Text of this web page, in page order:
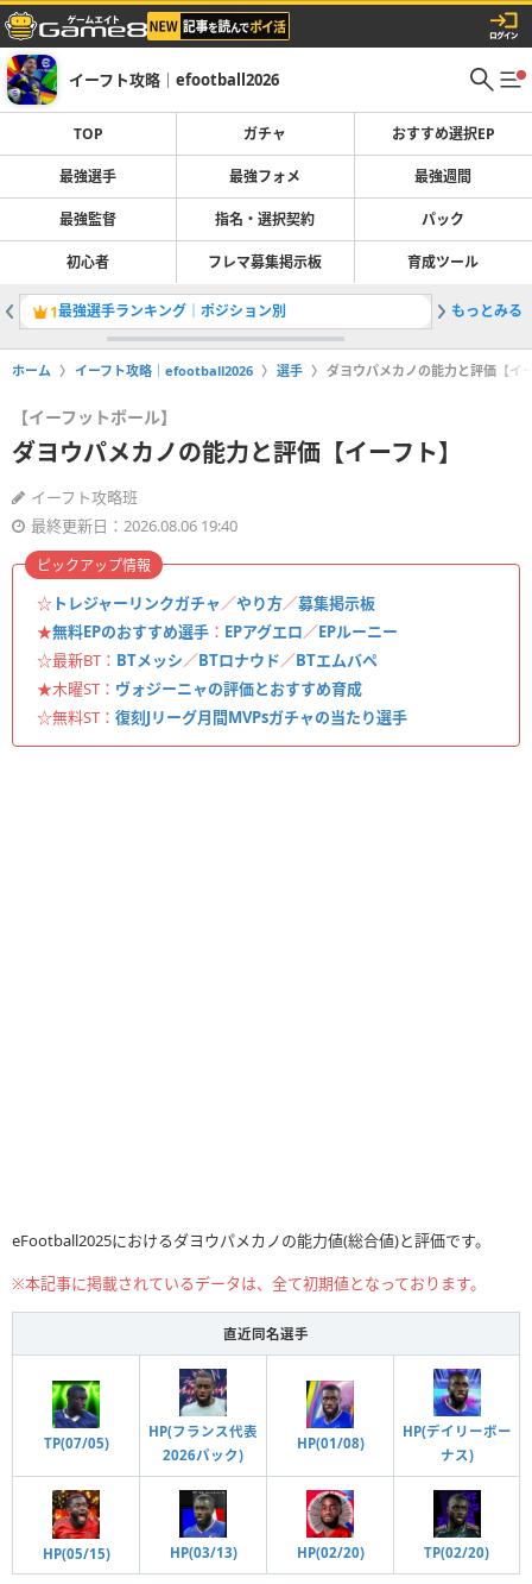
イーフト攻略｜efootball2026
TOP ガチャ おすすめ選択EP
最強選手 最強フォメ 最強週間
最強監督 指名・選択契約 パック
初心者 フレマ募集掲示板 育成ツール
1最強選手ランキング｜ポジション別 2
もっとみる
ホーム イーフト攻略｜efootball2026 選手 ダヨウパメカノの能力と評価【イ
【イーフットボール】
ダヨウパメカノの能力と評価【イーフト】
イーフト攻略班
最終更新日：2026.08.06 19:40
☆ トレジャーリンクガチャ／やり方／募集掲示板
★無料EPのおすすめ選手 ： EPアグエロ／EPルーニー
☆最新BT： BTメッシ／BTロナウド／BTエムバペ
★木曜ST： ヴォジーニャの評価とおすすめ育成
☆無料ST： 復刻Jリーグ月間MVPsガチャの当たり選手
ピックアップ情報
eFootball2025におけるダヨウパメカノの能力値(総合値)と評価です。
※本記事に掲載されているデータは、全て初期値となっております。
直近同名選手
TP(07/05)
HP(フランス代表
2026パック)
HP(01/08)
HP(デイリーボー
ナス)
HP(05/15) HP(03/13) HP(02/20) TP(02/20)